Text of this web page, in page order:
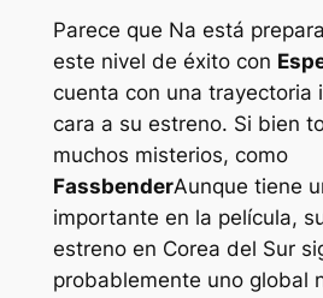
Parece que Na está
este nivel de éxito con
cuenta con una trayectoria
cara a su estreno. Si bien
muchos misterios, como
FassbenderAunque tiene
importante en la película,
estreno en Corea del Sur
probablemente uno global